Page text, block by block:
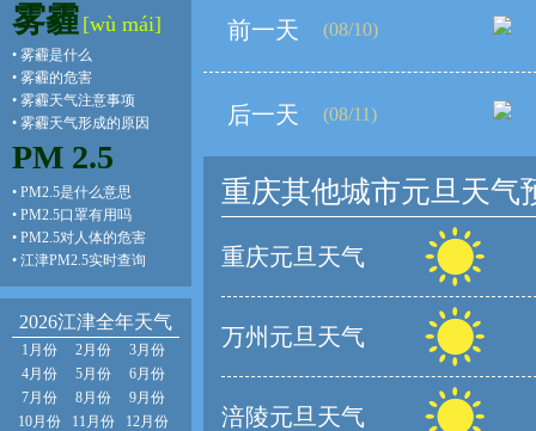
雾霾 [wù mái]
• 雾霾是什么
• 雾霾的危害
• 雾霾天气注意事项
• 雾霾天气形成的原因
PM 2.5
• PM2.5是什么意思
• PM2.5口罩有用吗
• PM2.5对人体的危害
• 江津PM2.5实时查询
2026江津全年天气
1月份 2月份
3月份
4月份
5月份
6月份
7月份
8月份
9月份
10月份
11月份 12月份
前一天 (08/10)
后一天 (08/11)
重庆其他城市元旦天气
重庆元旦天气
万州元旦天气
涪陵元旦天气